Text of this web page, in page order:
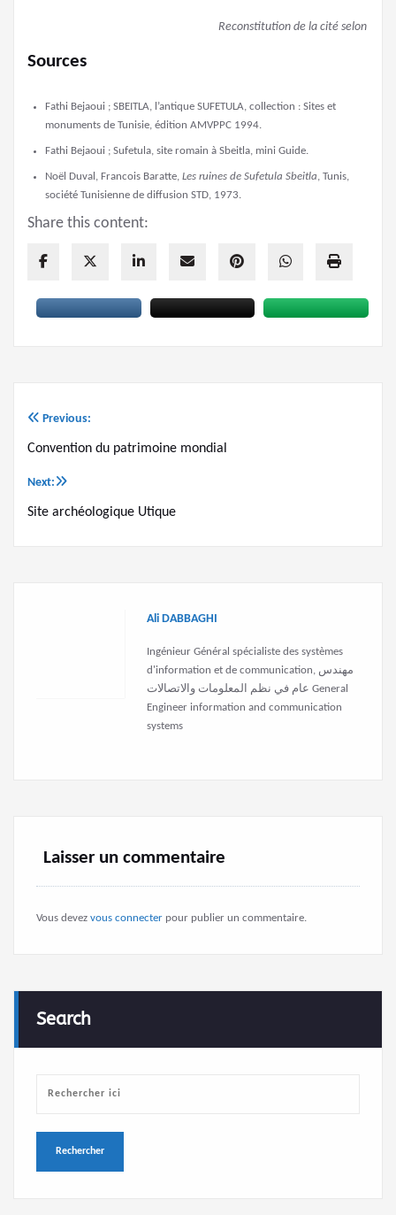
Reconstitution de la cité selon Jean
Sources
Fathi Bejaoui ; SBEITLA, l’antique SUFETULA, collection : Sites et
monuments de Tunisie, édition AMVPPC 1994.
Fathi Bejaoui ; Sufetula, site romain à Sbeitla, mini Guide.
Noël Duval, Francois Baratte, Les ruines de Sufetula Sbeitla, Tunis,
société Tunisienne de diffusion STD, 1973.
Share this content:
Navigation
l’article
Previous:
Convention du patrimoine mondial
Next:
Site archéologique Utique
Ali DABBAGHI
Ingénieur Général spécialiste des systèmes
d'information et de communication, مهندس
عام في نظم المعلومات والاتصالات General
Engineer information and communication
systems
Laisser un commentaire
Vous devez vous connecter pour publier un commentaire.
Search